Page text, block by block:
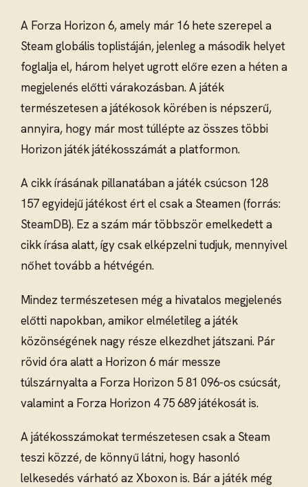
A Forza Horizon 6, amely már 16 hete szerepel a
Steam globális toplistáján, jelenleg a második helyet
foglalja el, három helyet ugrott előre ezen a héten a
megjelenés előtti várakozásban. A játék
természetesen a játékosok körében is népszerű,
annyira, hogy már most túllépte az összes többi
Horizon játék játékosszámát a platformon.
A cikk írásának pillanatában a játék csúcson 128
157 egyidejű játékost ért el csak a Steamen (forrás:
SteamDB). Ez a szám már többször emelkedett a
cikk írása alatt, így csak elképzelni tudjuk, mennyivel
nőhet tovább a hétvégén.
Mindez természetesen még a hivatalos megjelenés
előtti napokban, amikor elméletileg a játék
közönségének nagy része elkezdhet játszani. Pár
rövid óra alatt a Horizon 6 már messze
túlszárnyalta a Forza Horizon 5 81 096-os csúcsát,
valamint a Forza Horizon 4 75 689 játékosát is.
A játékosszámokat természetesen csak a Steam
teszi közzé, de könnyű látni, hogy hasonló
lelkesedés várható az Xboxon is. Bár a játék még